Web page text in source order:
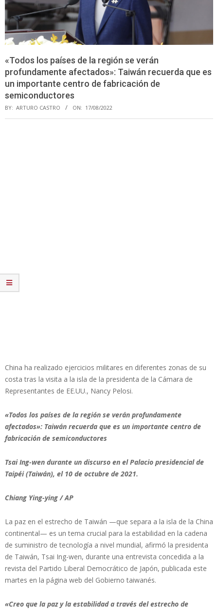
«Todos los países de la región se verán
profundamente afectados»: Taiwán recuerda que es
un importante centro de fabricación de
semiconductores
BY: ARTURO CASTRO ON: 17/08/2022
China ha realizado ejercicios militares en diferentes zonas de su
costa tras la visita a la isla de la presidenta de la Cámara de
Representantes de EE.UU., Nancy Pelosi.
«Todos los países de la región se verán profundamente
afectados»: Taiwán recuerda que es un importante centro de
fabricación de semiconductores
Tsai Ing-wen durante un discurso en el Palacio presidencial de
Taipéi (Taiwán), el 10 de octubre de 2021.
Chiang Ying-ying / AP
La paz en el estrecho de Taiwán —que separa a la isla de la China
continental— es un tema crucial para la estabilidad en la cadena
de suministro de tecnología a nivel mundial, afirmó la presidenta
de Taiwán, Tsai Ing-wen, durante una entrevista concedida a la
revista del Partido Liberal Democrático de Japón, publicada este
martes en la página web del Gobierno taiwanés.
«Creo que la paz y la estabilidad a través del estrecho de